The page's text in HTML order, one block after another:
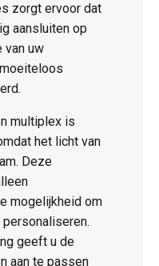
zorgt ervoor dat
aansluiten op
van uw
multiplex is
het licht van
Deze
mogelijkheid om
geeft u de
aan te passen